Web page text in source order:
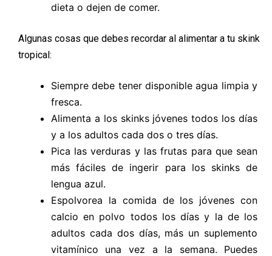
dieta o dejen de comer.
Algunas cosas que debes recordar al alimentar a tu skink
tropical:
Siempre debe tener disponible agua limpia y
fresca.
Alimenta a los skinks jóvenes todos los días
y a los adultos cada dos o tres días.
Pica las verduras y las frutas para que sean
más fáciles de ingerir para los skinks de
lengua azul.
Espolvorea la comida de los jóvenes con
calcio en polvo todos los días y la de los
adultos cada dos días, más un suplemento
vitamínico una vez a la semana. Puedes